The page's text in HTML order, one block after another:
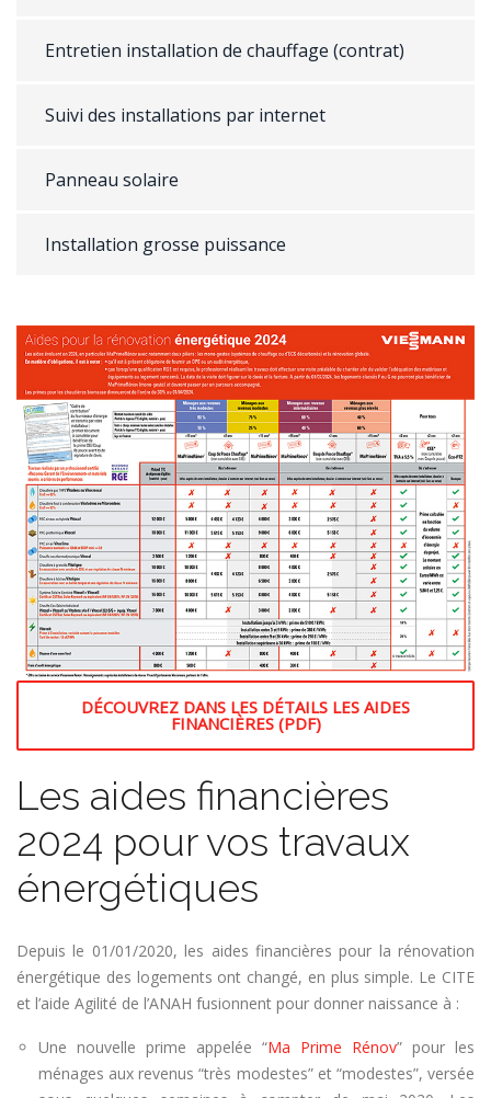
Entretien installation de chauffage (contrat)
Suivi des installations par internet
Panneau solaire
Installation grosse puissance
DÉCOUVREZ DANS LES DÉTAILS LES AIDES
FINANCIÈRES (PDF)
Les aides financières
2024 pour vos travaux
énergétiques
Depuis le 01/01/2020, les aides financières pour la rénovation
énergétique des logements ont changé, en plus simple. Le CITE
et l’aide Agilité de l’ANAH fusionnent pour donner naissance à :
Une nouvelle prime appelée “Ma Prime Rénov” pour les
ménages aux revenus “très modestes” et “modestes”, versée